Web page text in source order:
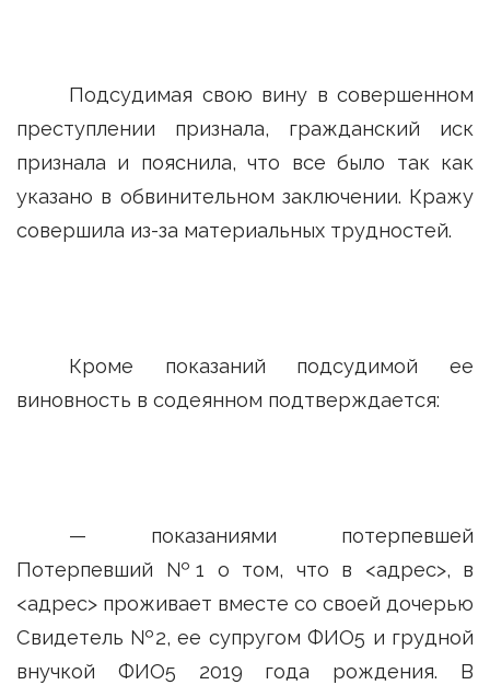
Подсудимая свою вину в совершенном
преступлении признала, гражданский иск
признала и пояснила, что все было так как
указано в обвинительном заключении. Кражу
совершила из-за материальных трудностей.
Кроме показаний подсудимой ее
виновность в содеянном подтверждается:
— показаниями потерпевшей
Потерпевший №1 о том, что в <адрес>, в
<адрес> проживает вместе со своей дочерью
Свидетель №2, ее супругом ФИО5 и грудной
внучкой ФИО5 2019 года рождения. В